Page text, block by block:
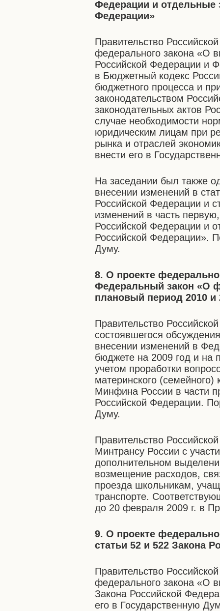
Федерации и отдельные
Федерации»
Правительство
федерального закона «О
Российской Федерации и
в Бюджетный кодекс
бюджетного процесса и
законодательством
законодательных актов
случае необходимости
юридическим лицам при
рынка и отраслей
внести его в
На заседании был также
внесении изменений в
Российской Федерации и
изменений в часть
Российской Федерации и
Российской Федерации».
Думу.
8. О проекте
Федеральный закон «О
плановый период 2010 и
Правительство
состоявшегося
внесении изменений в
бюджете на 2009 год и на
учетом проработки
материнского
Минфина России в части
Российской Федерации.
Думу.
Правительство
Минтрансу России с
дополнительном
возмещение расходов,
проезда школьникам,
транспорте.
до 20 февраля 2009 г. в
9. О проекте
статьи 52 и 522 Закона
Правительство
федерального закона «О
Закона Российской
его в Государственную